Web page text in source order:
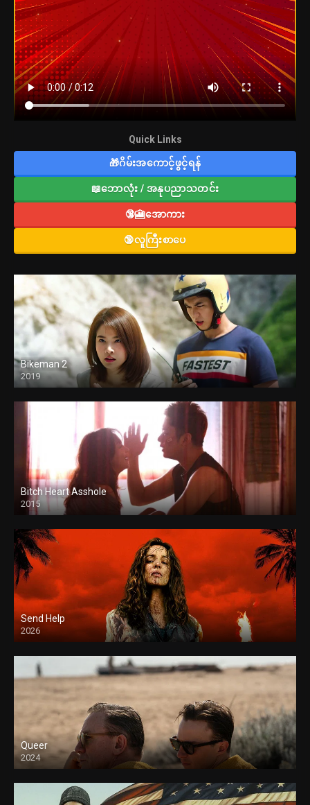
Quick Links
🎁ဂိမ်းအကောင့်ဖွင့်ရန်
📖ဘောလုံး / အနုပညာသတင်း
🔞🎦အောကား
🔞လူကြီးစာပေ
Bikeman 2
2019
Bitch Heart Asshole
2015
Send Help
2026
Queer
2024